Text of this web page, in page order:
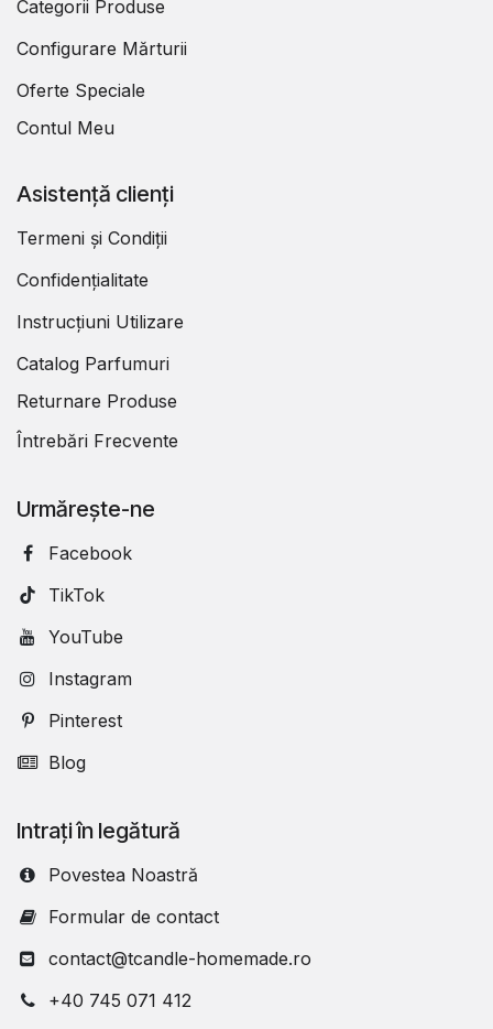
Categorii Produse
Configurare Mărturii
Oferte Speciale
Contul Meu
Asistență clienți
Termeni și Condiții
Confidențialitate
Instrucțiuni Utilizare
Catalog Parfumuri
Returnare Produse
Întrebări Frecvente
Urmărește-ne
Facebook
TikTok
YouTube
Instagram
Pinterest
Blog
Intrați în legătură
Povestea Noastră
Formular de contact
contact@tcandle-homemade.ro
+40 745 071 412